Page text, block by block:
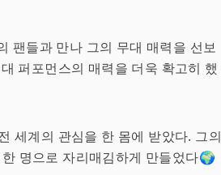
팬들과 만나 그의 무대 매력을 선보
퍼포먼스의 매력을 더욱 확고히 했
세계의 관심을 한 몸에 받았다. 그의
명으로 자리매김하게 만들었다🌍